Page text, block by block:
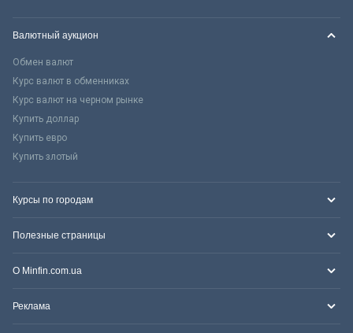
Валютный аукцион
Обмен валют
Курс валют в обменниках
Курс валют на черном рынке
Купить доллар
Купить евро
Купить злотый
Курсы по городам
Полезные страницы
О Minfin.com.ua
Реклама